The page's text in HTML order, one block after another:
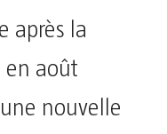
après la
en août
nouvelle